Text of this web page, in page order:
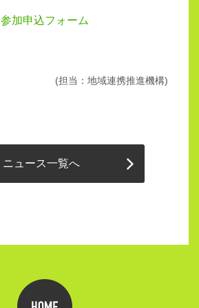
参加申込フォーム
(担当：地域連携推進機構)
ニュース一覧へ